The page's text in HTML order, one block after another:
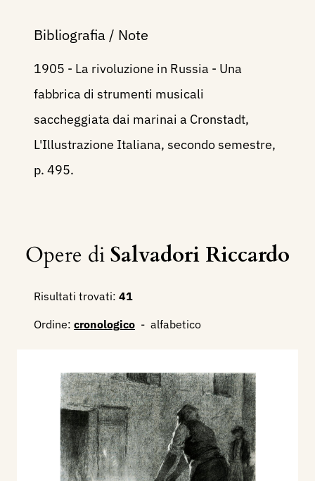
Bibliografia / Note
1905 - La rivoluzione in Russia - Una
fabbrica di strumenti musicali
saccheggiata dai marinai a Cronstadt,
L'Illustrazione Italiana, secondo semestre,
p. 495.
Opere diSalvadori Riccardo
Risultati trovati: 41
Ordine: cronologico - alfabetico